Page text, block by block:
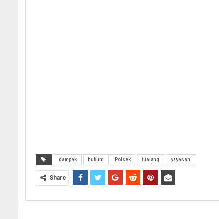
dampak hukum Polsek tualang yayasan
Share